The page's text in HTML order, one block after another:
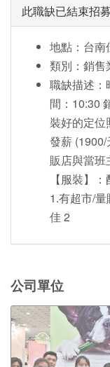
此職缺已結束招募
地點：台南
類別：銷售
職缺描述：
間：10:30
裝好的定位
發薪
販店與當班
【服裝】
1.有超市/
佳 2
公司單位